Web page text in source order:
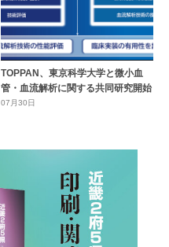
TOPPAN、東京科学大学と微小血
管・血流解析に関する共同研究開始
07月30日